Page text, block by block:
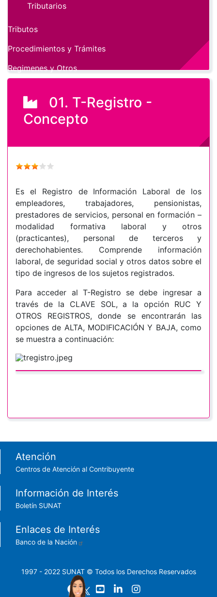
01. T-Registro -
Concepto
Es el Registro de Información Laboral de los
empleadores, trabajadores, pensionistas,
prestadores de servicios, personal en formación –
modalidad formativa laboral y otros
(practicantes), personal de terceros y
derechohabientes. Comprende información
laboral, de seguridad social y otros datos sobre el
tipo de ingresos de los sujetos registrados.
Para acceder al T-Registro se debe ingresar a
través de la CLAVE SOL, a la opción RUC Y
OTROS REGISTROS, donde se encontrarán las
opciones de ALTA, MODIFICACIÓN Y BAJA, como
se muestra a continuación:
Tributarios
Tributos
Procedimientos y Trámites
Regimenes y Otros
Footer menu
Atención
Centros de Atención al Contribuyente
Información de Interés
Boletín SUNAT
Enlaces de Interés
Banco de la Nación
1997 - 2022 SUNAT © Todos los Derechos Reservados